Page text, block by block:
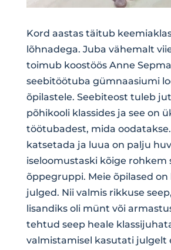
Kord aastas täitub
lõhnadega. Juba vähemalt
toimub koostöös Anne
seebitöötuba gümnaasiumi
õpilastele. Seebiteost tuleb
põhikooli klassides ja see on
töötubadest, mida oodatakse.
katsetada ja luua on palju
iseloomustaski kõige rohkem
õppegruppi. Meie õpilased on
julged. Nii valmis rikkuse
lisandiks oli münt või
tehtud seep heale
valmistamisel kasutati julgelt